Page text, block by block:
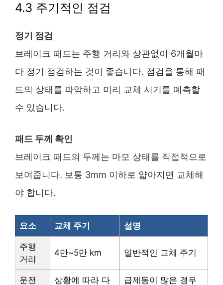
4.3 주기적인 점검
정기 점검
브레이크 패드는 주행 거리와 상관없이 6개월마
다 정기 점검하는 것이 좋습니다. 점검을 통해 패
드의 상태를 파악하고 미리 교체 시기를 예측할
수 있습니다.
패드 두께 확인
브레이크 패드의 두께는 마모 상태를 직접적으로
보여줍니다. 보통 3mm 이하로 얇아지면 교체해
야 합니다.
요소 교체 주기 설명
주행
거리
4만~5만 km 일반적인 교체 주기
운전
상황에 따라 다
급제동이 많은 경우